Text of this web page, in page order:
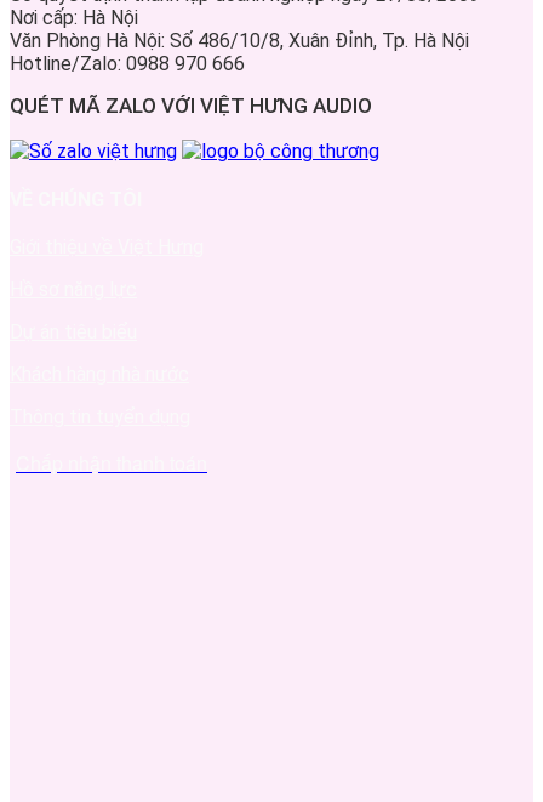
Nơi cấp: Hà Nội
Văn Phòng Hà Nội: Số 486/10/8, Xuân Đỉnh, Tp. Hà Nội
Hotline/Zalo: 0988 970 666
QUÉT MÃ ZALO VỚI VIỆT HƯNG AUDIO